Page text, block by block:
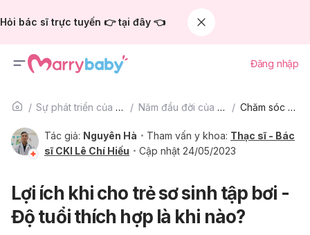
Hỏi bác sĩ trực tuyến 👉 tại đây 👈
Đăng nhập
Sự phát triển của trẻ Năm đầu đời của bé Chăm sóc bé
Tác giả: Nguyên Hà Tham vấn y khoa: Thạc sĩ - Bác
sĩ CKI Lê Chí Hiếu
Cập nhật 24/05/2023
Lợi ích khi cho trẻ sơ sinh tập bơi -
Độ tuổi thích hợp là khi nào?